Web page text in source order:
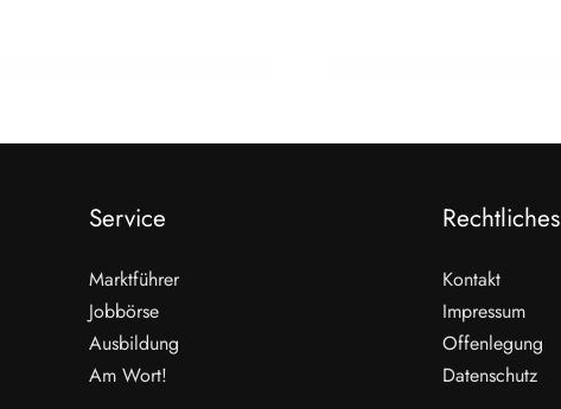
WEITERLESEN
Nicht verpassen
Service
Marktführer
Jobbörse
Ausbildung
Am Wort!
Rechtliches
Kontakt
Impressum
Offenlegung
Datenschutz